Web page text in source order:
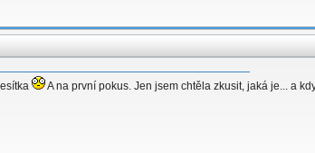
A na první pokus. Jen jsem chtěla zkusit, jaká je... a